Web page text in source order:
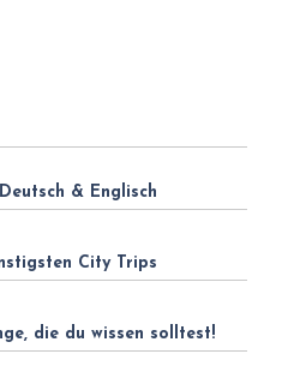
& Englisch
City Trips
die du wissen solltest!